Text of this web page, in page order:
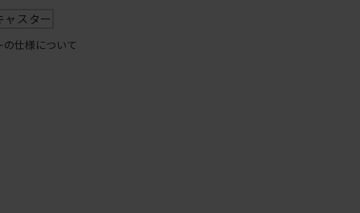
ャスター
の仕様について